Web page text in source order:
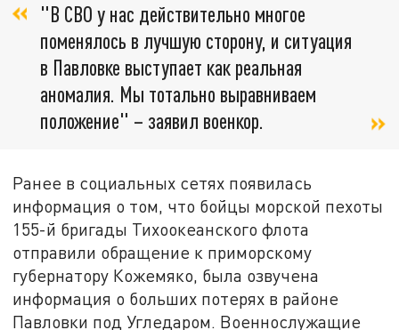
"В СВО у нас действительно многое
поменялось в лучшую сторону, и ситуация
в Павловке выступает как реальная
аномалия. Мы тотально выравниваем
положение" – заявил военкор.
Ранее в социальных сетях появилась
информация о том, что бойцы морской пехоты
155-й бригады Тихоокеанского флота
отправили обращение к приморскому
губернатору Кожемяко, была озвучена
информация о больших потерях в районе
Павловки под Угледаром. Военнослужащие